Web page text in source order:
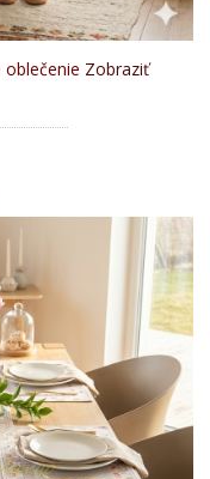
Zobraziť